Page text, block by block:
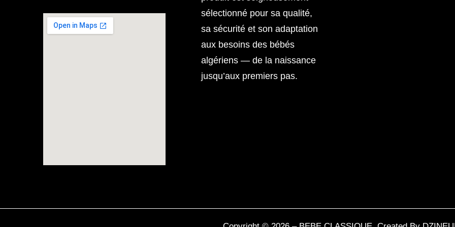
sélectionné pour sa qualité,
sa sécurité et son adaptation
aux besoins des bébés
algériens — de la naissance
jusqu’aux premiers pas.